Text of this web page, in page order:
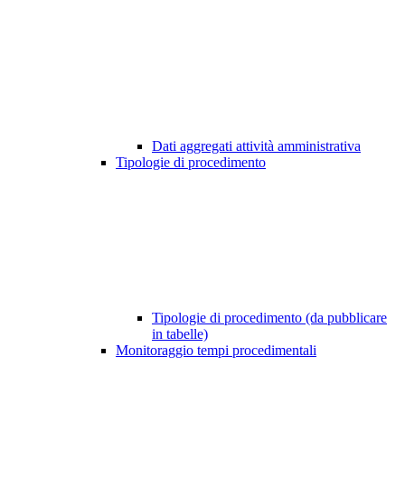
Dati aggregati attività amministrativa
Tipologie di procedimento
Tipologie di procedimento (da pubblicare
in tabelle)
Monitoraggio tempi procedimentali